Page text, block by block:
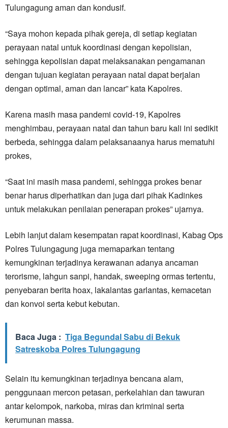
Tulungagung aman dan kondusif.
“Saya mohon kepada pihak gereja, di setiap kegiatan
perayaan natal untuk koordinasi dengan kepolisian,
sehingga kepolisian dapat melaksanakan pengamanan
dengan tujuan kegiatan perayaan natal dapat berjalan
dengan optimal, aman dan lancar” kata Kapolres.
Karena masih masa pandemi covid-19, Kapolres
menghimbau, perayaan natal dan tahun baru kali ini sedikit
berbeda, sehingga dalam pelaksanaanya harus mematuhi
prokes,
“Saat ini masih masa pandemi, sehingga prokes benar
benar harus diperhatikan dan juga dari pihak Kadinkes
untuk melakukan penilaian penerapan prokes” ujarnya.
Lebih lanjut dalam kesempatan rapat koordinasi, Kabag Ops
Polres Tulungagung juga memaparkan tentang
kemungkinan terjadinya kerawanan adanya ancaman
terorisme, lahgun sanpi, handak, sweeping ormas tertentu,
penyebaran berita hoax, lakalantas garlantas, kemacetan
dan konvoi serta kebut kebutan.
Baca Juga : Tiga Begundal Sabu di Bekuk
Satreskoba Polres Tulungagung
Selain itu kemungkinan terjadinya bencana alam,
penggunaan mercon petasan, perkelahian dan tawuran
antar kelompok, narkoba, miras dan kriminal serta
kerumunan massa.